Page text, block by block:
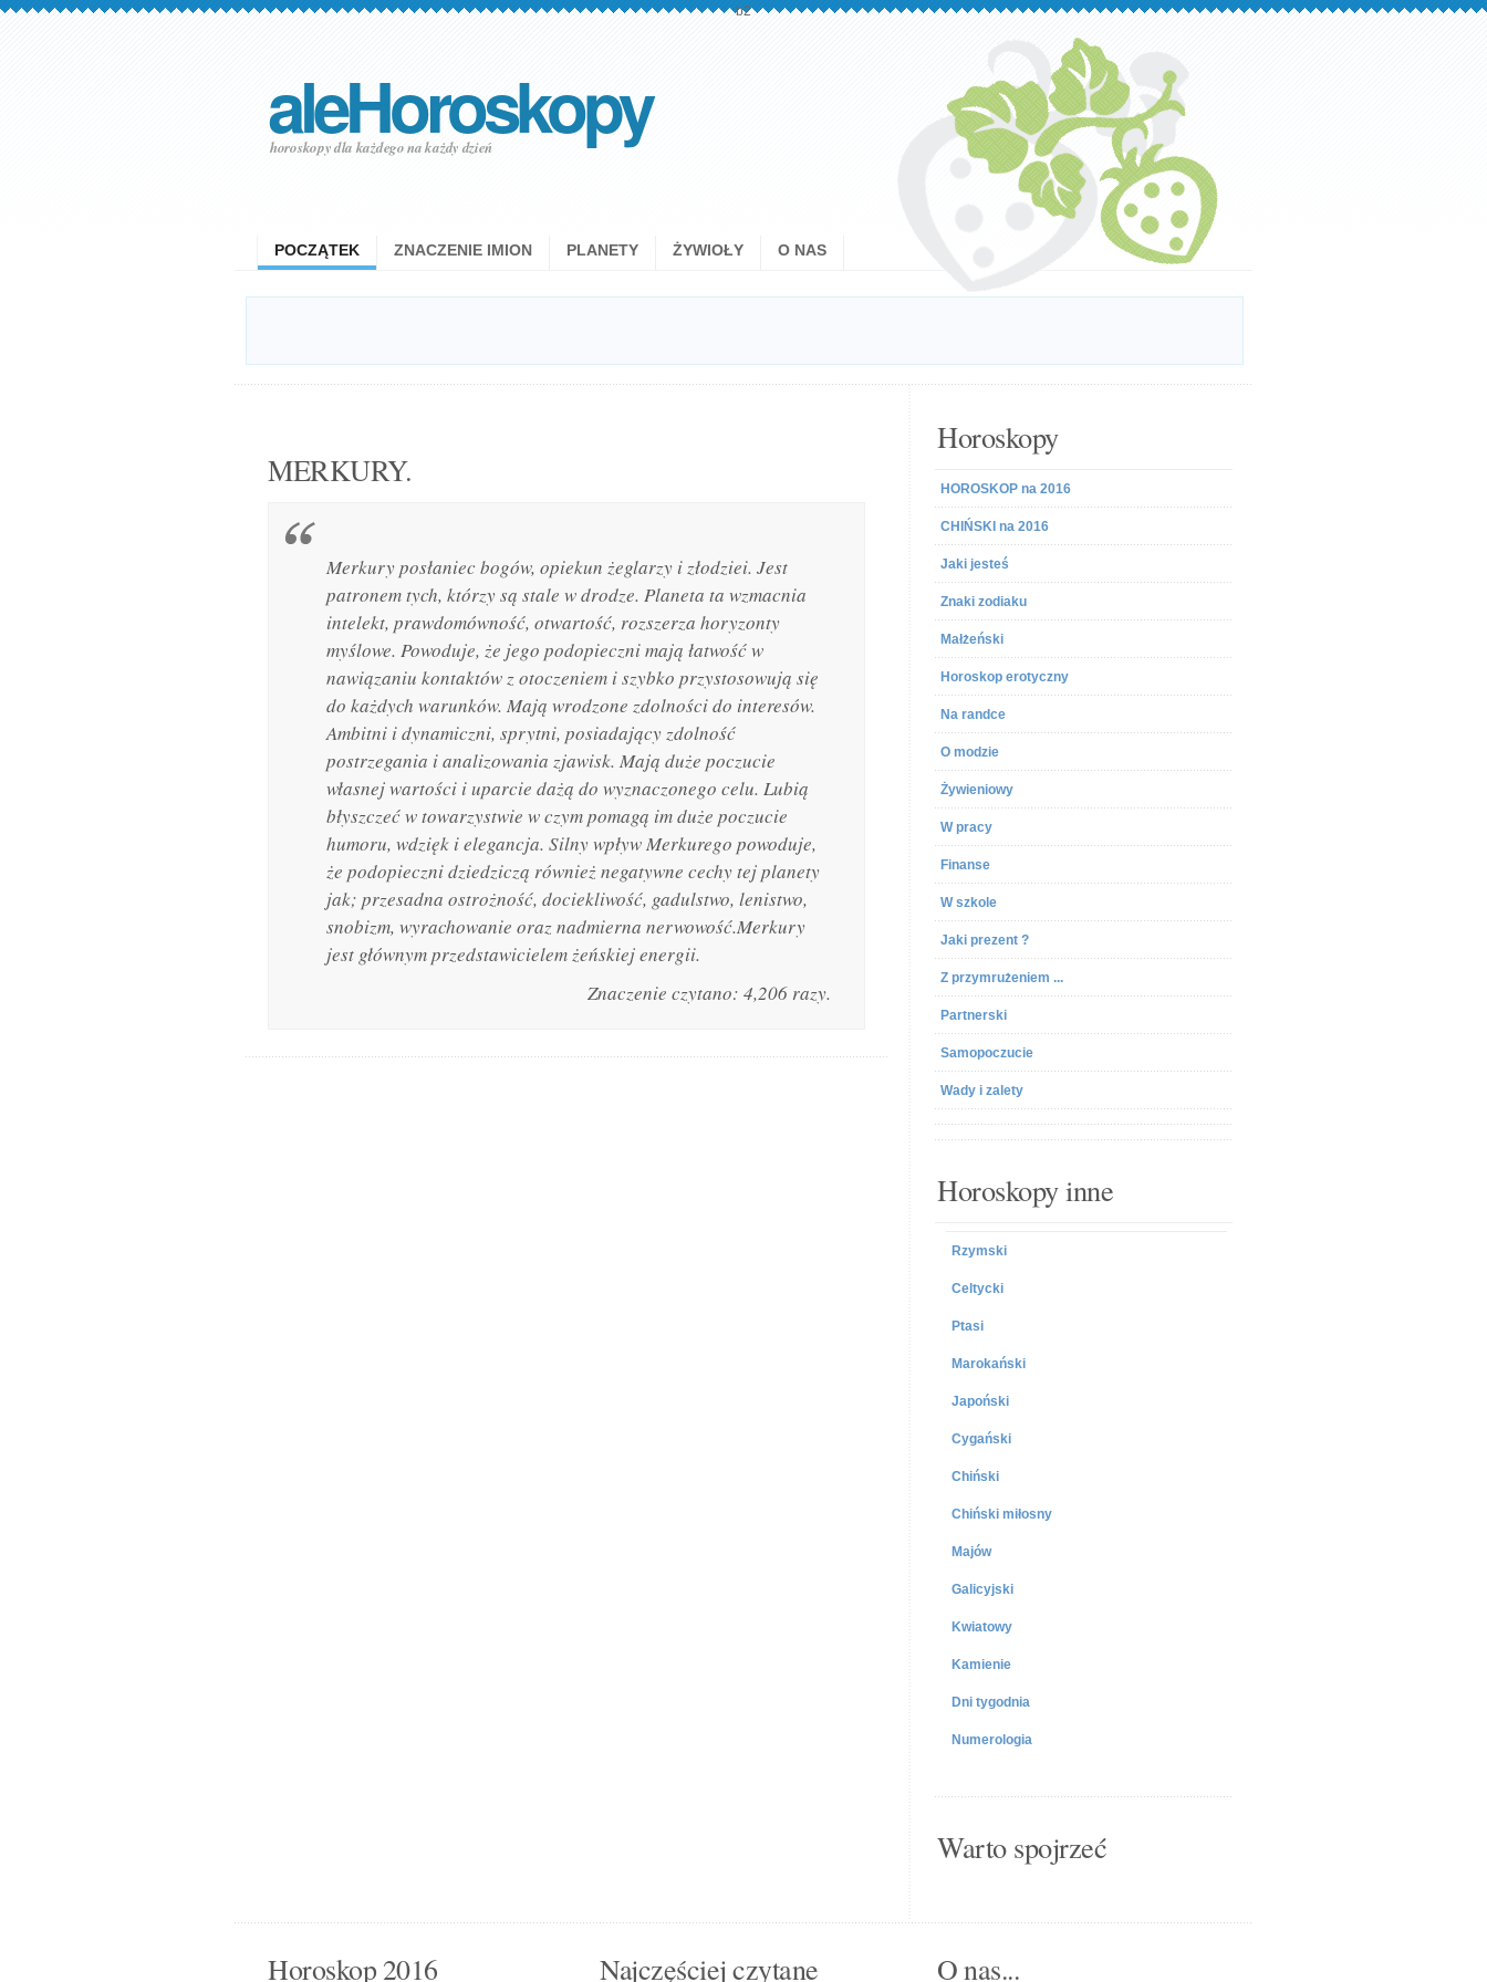
b2
aleHoroskopy
horoskopy dla każdego na każdy dzień
POCZĄTEK ZNACZENIE IMION PLANETY ŻYWIOŁY O NAS
MERKURY.
Merkury posłaniec bogów, opiekun żeglarzy i złodziei. Jest
patronem tych, którzy są stale w drodze. Planeta ta wzmacnia
intelekt, prawdomówność, otwartość, rozszerza horyzonty
myślowe. Powoduje, że jego podopieczni mają łatwość w
nawiązaniu kontaktów z otoczeniem i szybko przystosowują się
do każdych warunków. Mają wrodzone zdolności do interesów.
Ambitni i dynamiczni, sprytni, posiadający zdolność
postrzegania i analizowania zjawisk. Mają duże poczucie
własnej wartości i uparcie dażą do wyznaczonego celu. Lubią
błyszczeć w towarzystwie w czym pomagą im duże poczucie
humoru, wdzięk i elegancja. Silny wpływ Merkurego powoduje,
że podopieczni dziedziczą również negatywne cechy tej planety
jak; przesadna ostrożność, dociekliwość, gadulstwo, lenistwo,
snobizm, wyrachowanie oraz nadmierna nerwowość.Merkury
jest głównym przedstawicielem żeńskiej energii.
Znaczenie czytano: 4,206 razy.
Horoskopy
HOROSKOP na 2016
CHIŃSKI na 2016
Jaki jesteś
Znaki zodiaku
Małżeński
Horoskop erotyczny
Na randce
O modzie
Żywieniowy
W pracy
Finanse
W szkole
Jaki prezent ?
Z przymrużeniem ...
Partnerski
Samopoczucie
Wady i zalety
Horoskopy inne
Rzymski
Celtycki
Ptasi
Marokański
Japoński
Cygański
Chiński
Chiński miłosny
Majów
Galicyjski
Kwiatowy
Kamienie
Dni tygodnia
Numerologia
Warto spojrzeć
Horoskop 2016 Najczęściej czytane O nas...